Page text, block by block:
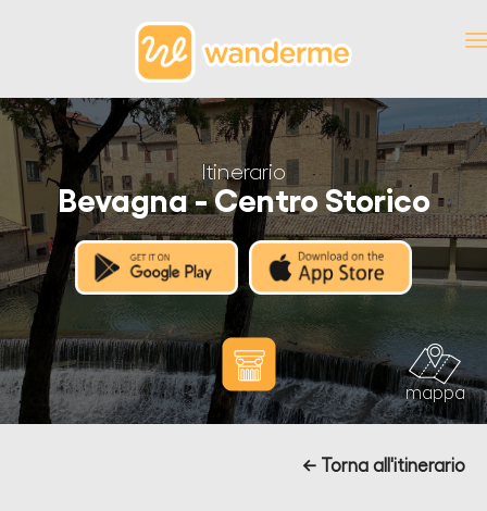
Itinerario
Bevagna - Centro Storico
mappa
← Torna all'itinerario